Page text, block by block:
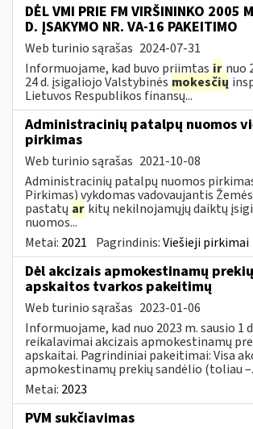
DĖL VMI PRIE FM VIRŠININKO 2005
D. ĮSAKYMO NR. VA-16 PAKEITIMO
Web turinio sąrašas 2024-07-31
Informuojame, kad buvo priimtas ir nuo
24 d. įsigaliojo Valstybinės mokesčių
Lietuvos Respublikos finansų...
Administracinių patalpų nuomos
pirkimas
Web turinio sąrašas 2021-10-08
Administracinių patalpų nuomos
Pirkimas) vykdomas vadovaujantis
pastatų ar kitų nekilnojamųjų daiktų
nuomos...
Metai: 2021 Pagrindinis:Viešieji pirkimai
Dėl akcizais apmokestinamų
apskaitos tvarkos pakeitimų
Web turinio sąrašas 2023-01-06
Informuojame, kad nuo 2023 m. sausio 1
reikalavimai akcizais apmokestinamų
apskaitai. Pagrindiniai pakeitimai: Visa
apmokestinamų prekių sandėlio (toliau
Metai: 2023
PVM sukčiavimas